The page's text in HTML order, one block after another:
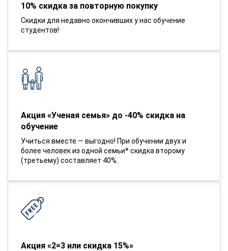
10% скидка за повторную покупку
Скидки для недавно окончивших у нас обучение
студентов!
Акция «Ученая семья» до -40% скидка на
обучение
Учиться вместе — выгодно! При обучении двух и
более человек из одной семьи* скидка второму
(третьему) составляет 40%.
Акция «2=3 или скидка 15%»